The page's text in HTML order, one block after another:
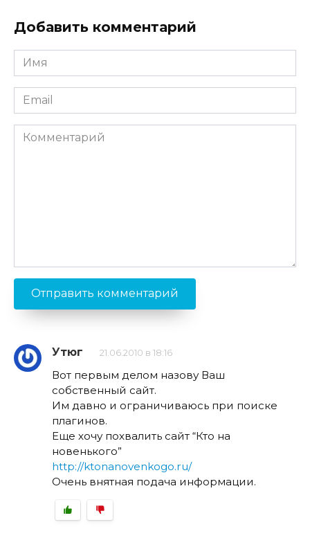
Добавить комментарий
Имя
*
Email
*
Комментарий
Утюг 21.06.2010 в 18:16
Вот первым делом назову Ваш
собственный сайт.
Им давно и ограничиваюсь при поиске
плагинов.
Еще хочу похвалить сайт “Кто на
новенького”
http://ktonanovenkogo.ru/
Очень внятная подача информации.